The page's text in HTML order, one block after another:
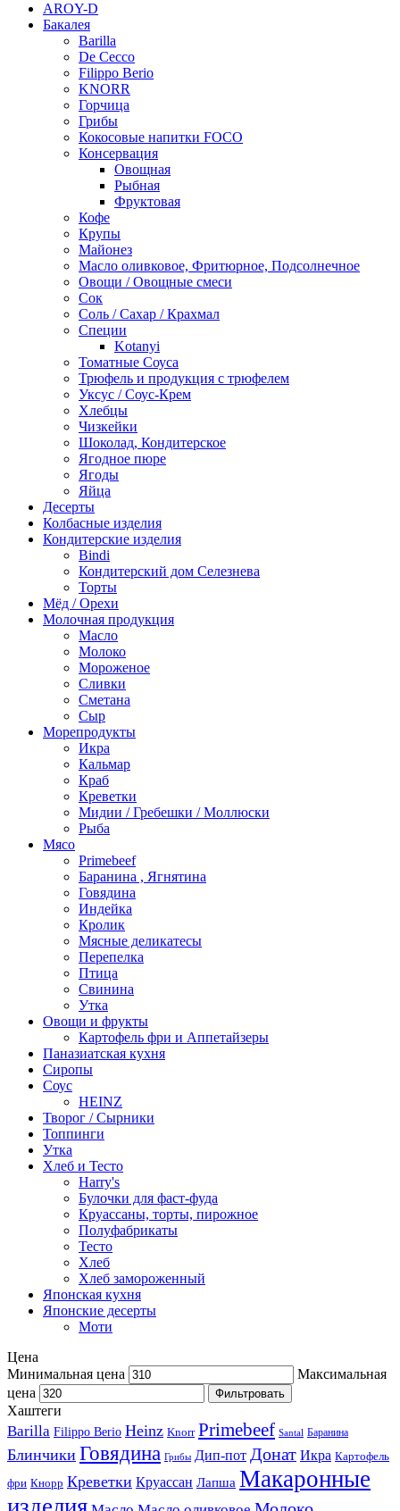
AROY-D
Бакалея
Barilla
De Cecco
Filippo Berio
KNORR
Горчица
Грибы
Кокосовые напитки FOCO
Консервация
Овощная
Рыбная
Фруктовая
Кофе
Крупы
Майонез
Масло оливковое, Фритюрное, Подсолнечное
Овощи / Овощные смеси
Сок
Соль / Сахар / Крахмал
Специи
Kotanyi
Томатные Соуса
Трюфель и продукция с трюфелем
Уксус / Соус-Крем
Хлебцы
Чизкейки
Шоколад, Кондитерское
Ягодное пюре
Ягоды
Яйца
Десерты
Колбасные изделия
Кондитерские изделия
Bindi
Кондитерский дом Селезнева
Торты
Мёд / Орехи
Молочная продукция
Масло
Молоко
Мороженое
Сливки
Сметана
Сыр
Морепродукты
Икра
Кальмар
Краб
Креветки
Мидии / Гребешки / Моллюски
Рыба
Мясо
Primebeef
Баранина , Ягнятина
Говядина
Индейка
Кролик
Мясные деликатесы
Перепелка
Птица
Свинина
Утка
Овощи и фрукты
Картофель фри и Аппетайзеры
Паназиатская кухня​
Сиропы
Соус
HEINZ
Творог / Сырники
Топпинги
Утка
Хлеб и Тесто
Harry's
Булочки для фаст-фуда
Круассаны, торты, пирожное
Полуфабрикаты
Тесто
Хлеб
Хлеб замороженный
Японская кухня
Японские десерты
Моти
Цена
Минимальная цена
Максимальная
цена
Фильтровать
Хаштеги
Barilla Filippo Berio Heinz Knorr Primebeef Santal Баранина
Блинчики Говядина Грибы Дип-пот Донат Икра Картофель
фри Кнорр Креветки Круассан Лапша Макаронные